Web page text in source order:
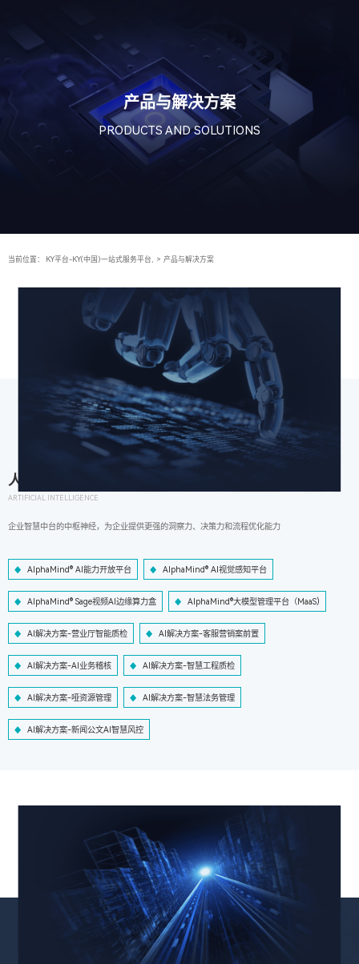
产品与解决方案
PRODUCTS AND SOLUTIONS
当前位置： KY平台-KY(中国)一站式服务平台, > 产品与解决方案
人工智能
ARTIFICIAL INTELLIGENCE
企业智慧中台的中枢神经，为企业提供更强的洞察力、决策力和流程优化能力
AlphaMind® AI能力开放平台 AlphaMind® AI视觉感知平台
AlphaMind® Sage视频AI边缘算力盒 AlphaMind®大模型管理平台（MaaS)
AI解决方案-营业厅智能质检 AI解决方案-客服营销案前置
AI解决方案-AI业务稽核 AI解决方案-智慧工程质检
AI解决方案-哑资源管理 AI解决方案-智慧法务管理
AI解决方案-新闻公文AI智慧风控